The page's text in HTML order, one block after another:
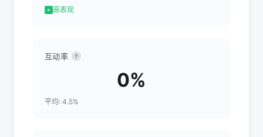
高表现
互动率 ?
0%
平均: 4.5%